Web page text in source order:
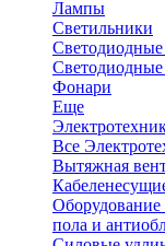
Лампы
Светильники
Фонари
Еще
Все
Вытяжная
Оборудование
пола и